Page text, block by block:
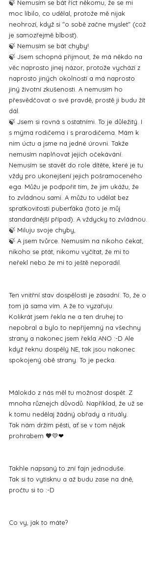
🍃 Nemusím se bát říct někomu, že se mi
moc líbilo, co udělal, protože mě nijak
neohrozí, když si "o sobě začne myslet" (což
je samozřejmě blbost).
🍃 Nemusím se bát chyby!
🍃 Jsem schopná přijmout, že má někdo na
věc naprosto jinej názor, protože vychází z
naprosto jiných okolností a má naprosto
jiný životní zkušenosti. A nemusím ho
přesvědčovat o své pravdě, prostě ji budu žít
dál.
🍃 Jsem si rovná s ostatními. To je důležitý. I
s mýma rodičema i s prarodičema. Mám k
nim úctu a jsme na jedné úrovni. Takže
nemusím naplňovat jejich očekávání.
Nemusím se stavět do role dítěte, které je tu
vždy pro ukonejšení jejich pošramoceného
ega. Můžu je podpořit tím, že jim ukážu, že
to zvládnou sami. A můžu to udělat bez
spratkovitosti puberťáka (toto je můj
standardnější případ). A vždycky to zvládnou.
🍃 Miluju svoje chyby,
🍃 A jsem tvůrce. Nemusím na nikoho čekat,
nikoho se ptát, nikomu vyčítat, že mi to
neřekl nebo že mi to ještě neporadil.
Ten vnitřní stav dospělosti je zásadní. To, že o
tom já sama vím. A že to vyzařuju.
Kolikrát jsem řekla ne a ten druhej to
nepobral a bylo to nepříjemný na všechny
strany a nakonec jsem řekla ANO :-D Ale
když řeknu dospělý NE, tak jsou nakonec
spokojený obě strany. To je pecka.
Málokdo z nás měl tu možnost dospět. Z
mnoha různejch důvodů. Například, že už se
k tomu nedělaj žádný obřady a rituály.
Tak nám držím pěsti, ať se v tom nějak
prohrabem 🧡💛❤
Takhle napsaný to zní fajn jednoduše.
Tak si to vytisknu a až budu zase na dně,
pročtu si to :-D
Co vy, jak to máte?